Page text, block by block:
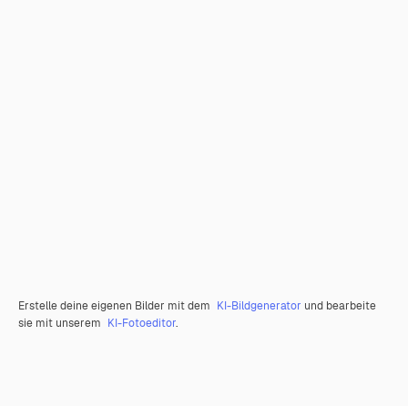
Erstelle deine eigenen Bilder mit dem KI-Bildgenerator und bearbeite
sie mit unserem KI-Fotoeditor.